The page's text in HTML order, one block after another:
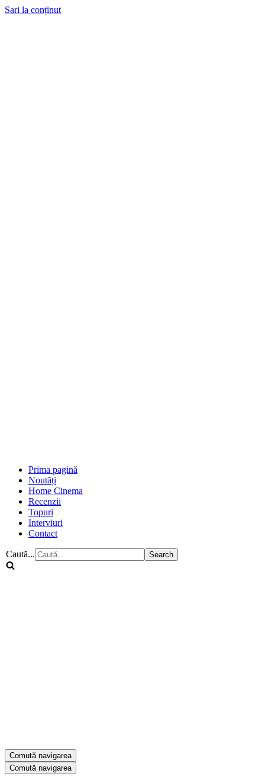
Sari la conținut
Prima pagină
Noutăți
Home Cinema
Recenzii
Topuri
Interviuri
Contact
Caută...
Comută navigarea
Comută navigarea